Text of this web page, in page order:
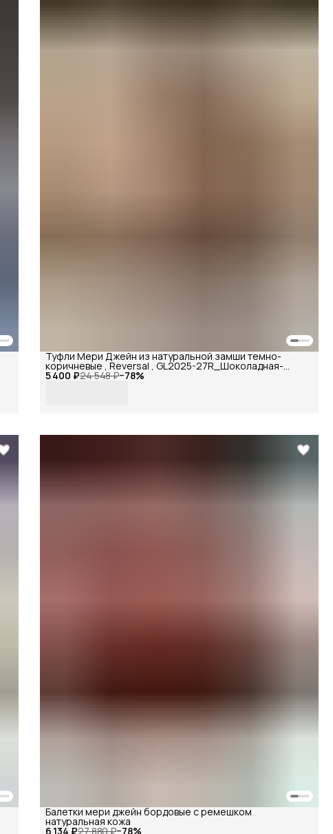
5 400 ₽24 548 ₽−78%
Туфли Мери Джейн из натуральной замши темно-
коричневые , Reversal , GL2025-27R_Шоколадная-
замша-40
6 134 ₽27 880 ₽−78%
Балетки мери джейн бордовые с ремешком
натуральная кожа